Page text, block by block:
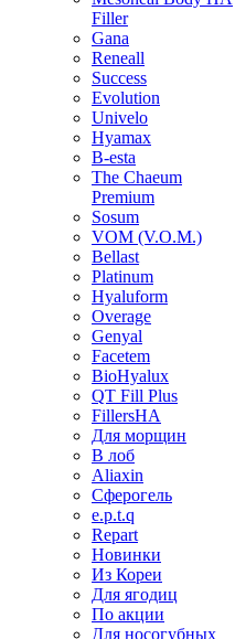
Filler
Gana
Reneall
Success
Evolution
Univelo
Hyamax
B-esta
The Chaeum
Premium
Sosum
VOM (V.O.M.)
Bellast
Platinum
Hyaluform
Overage
Genyal
Facetem
BioHyalux
QT Fill Plus
FillersHA
Для морщин
В лоб
Aliaxin
Сферогель
e.p.t.q
Repart
Новинки
Из Кореи
Для ягодиц
По акции
Для носогубных